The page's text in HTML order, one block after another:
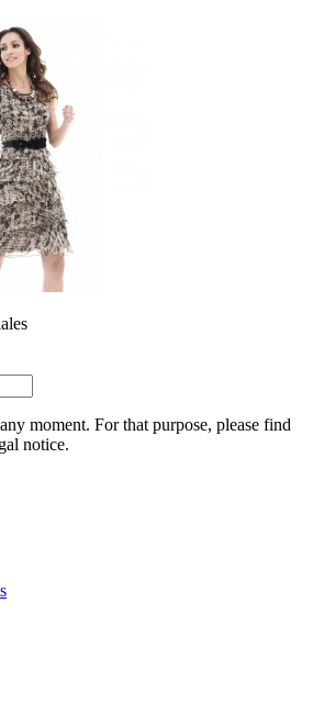
moment. For that purpose, please find
notice.